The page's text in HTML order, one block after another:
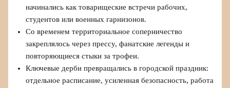
начинались как товарищеские встречи рабочих,
студентов или военных гарнизонов.
Со временем территориальное соперничество
закреплялось через прессу, фанатские легенды и
повторяющиеся стыки за трофеи.
Ключевые дерби превращались в городской праздник:
отдельное расписание, усиленная безопасность, работа